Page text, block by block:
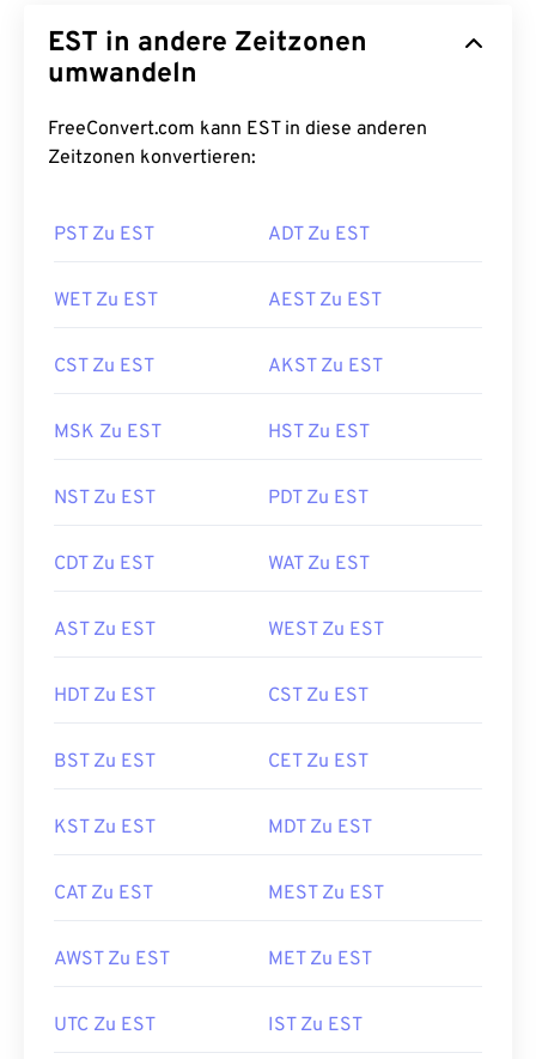
EST in andere Zeitzonen
umwandeln
FreeConvert.com kann EST in diese anderen
Zeitzonen konvertieren:
PST Zu EST ADT Zu EST
WET Zu EST AEST Zu EST
CST Zu EST AKST Zu EST
MSK Zu EST HST Zu EST
NST Zu EST PDT Zu EST
CDT Zu EST WAT Zu EST
AST Zu EST WEST Zu EST
HDT Zu EST CST Zu EST
BST Zu EST CET Zu EST
KST Zu EST MDT Zu EST
CAT Zu EST MEST Zu EST
AWST Zu EST MET Zu EST
UTC Zu EST IST Zu EST